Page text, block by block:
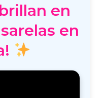
en
en